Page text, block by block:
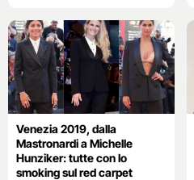
Venezia 2019, dalla
Mastronardi a Michelle
Hunziker: tutte con lo
smoking sul red carpet